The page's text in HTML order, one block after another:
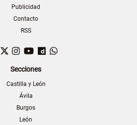
Publicidad
Contacto
RSS
Facebook
TwitterInstagram
YouTubeDailymotion
Secciones
Castilla y León
Ávila
Burgos
León